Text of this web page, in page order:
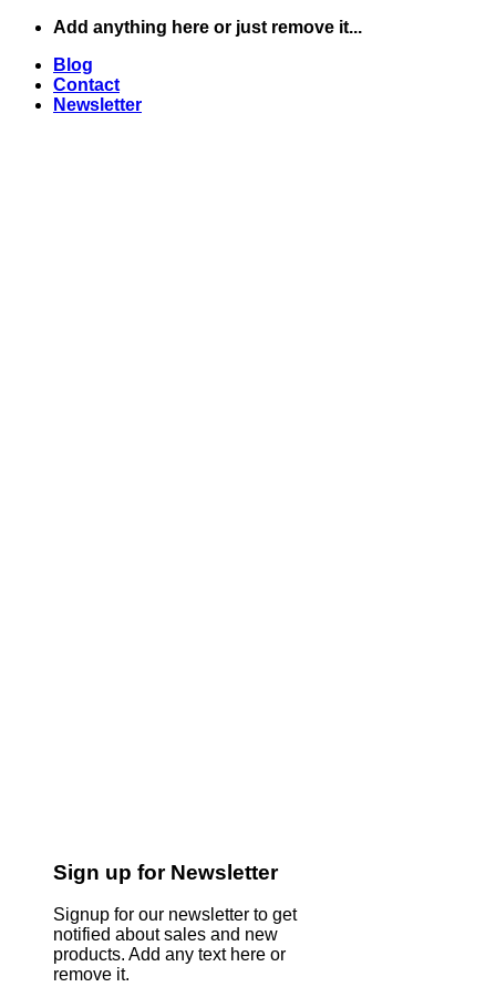
Skip
content
Add anything here or just remove it...
Blog
Contact
Newsletter
Sign up for Newsletter
Signup for our newsletter to get
notified about sales and new
products. Add any text here or
remove it.